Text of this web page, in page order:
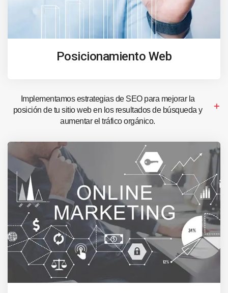
Posicionamiento Web
Implementamos estrategias de SEO para mejorar la
posición de tu sitio web en los resultados de búsqueda y
aumentar el tráfico orgánico.